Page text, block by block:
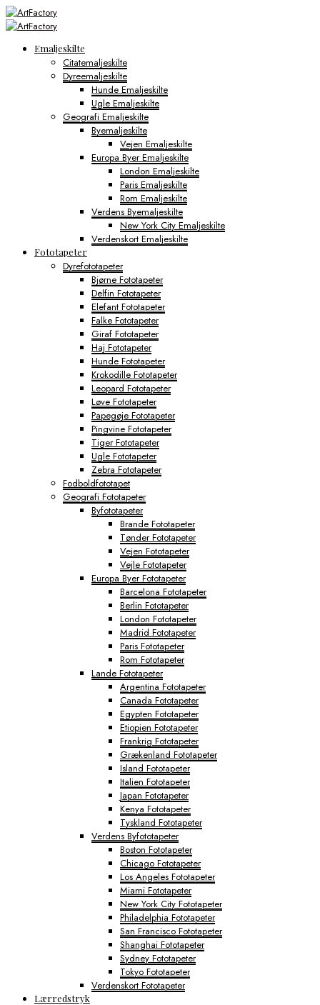
Emaljeskilte
Citatemaljeskilte
Dyreemaljeskilte
Hunde Emaljeskilte
Ugle Emaljeskilte
Geografi Emaljeskilte
Byemaljeskilte
Vejen Emaljeskilte
Europa Byer Emaljeskilte
London Emaljeskilte
Paris Emaljeskilte
Rom Emaljeskilte
Verdens Byemaljeskilte
New York City Emaljeskilte
Verdenskort Emaljeskilte
Fototapeter
Dyrefototapeter
Bjørne Fototapeter
Delfin Fototapeter
Elefant Fototapeter
Falke Fototapeter
Giraf Fototapeter
Haj Fototapeter
Hunde Fototapeter
Krokodille Fototapeter
Leopard Fototapeter
Løve Fototapeter
Papegøje Fototapeter
Pingvine Fototapeter
Tiger Fototapeter
Ugle Fototapeter
Zebra Fototapeter
Fodboldfototapet
Geografi Fototapeter
Byfototapeter
Brande Fototapeter
Tønder Fototapeter
Vejen Fototapeter
Vejle Fototapeter
Europa Byer Fototapeter
Barcelona Fototapeter
Berlin Fototapeter
London Fototapeter
Madrid Fototapeter
Paris Fototapeter
Rom Fototapeter
Lande Fototapeter
Argentina Fototapeter
Canada Fototapeter
Egypten Fototapeter
Etiopien Fototapeter
Frankrig Fototapeter
Grækenland Fototapeter
Island Fototapeter
Italien Fototapeter
Japan Fototapeter
Kenya Fototapeter
Tyskland Fototapeter
Verdens Byfototapeter
Boston Fototapeter
Chicago Fototapeter
Los Angeles Fototapeter
Miami Fototapeter
New York City Fototapeter
Philadelphia Fototapeter
San Francisco Fototapeter
Shanghai Fototapeter
Sydney Fototapeter
Tokyo Fototapeter
Verdenskort Fototapeter
Lærredstryk